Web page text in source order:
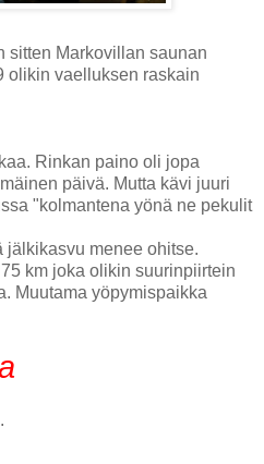
sitten Markovillan saunan
olikin vaelluksen raskain
Rinkan paino oli jopa
päivä. Mutta kävi juuri
"kolmantena yönä ne pekulit
jälkikasvu menee ohitse.
km joka olikin suurinpiirtein
Muutama yöpymispaikka